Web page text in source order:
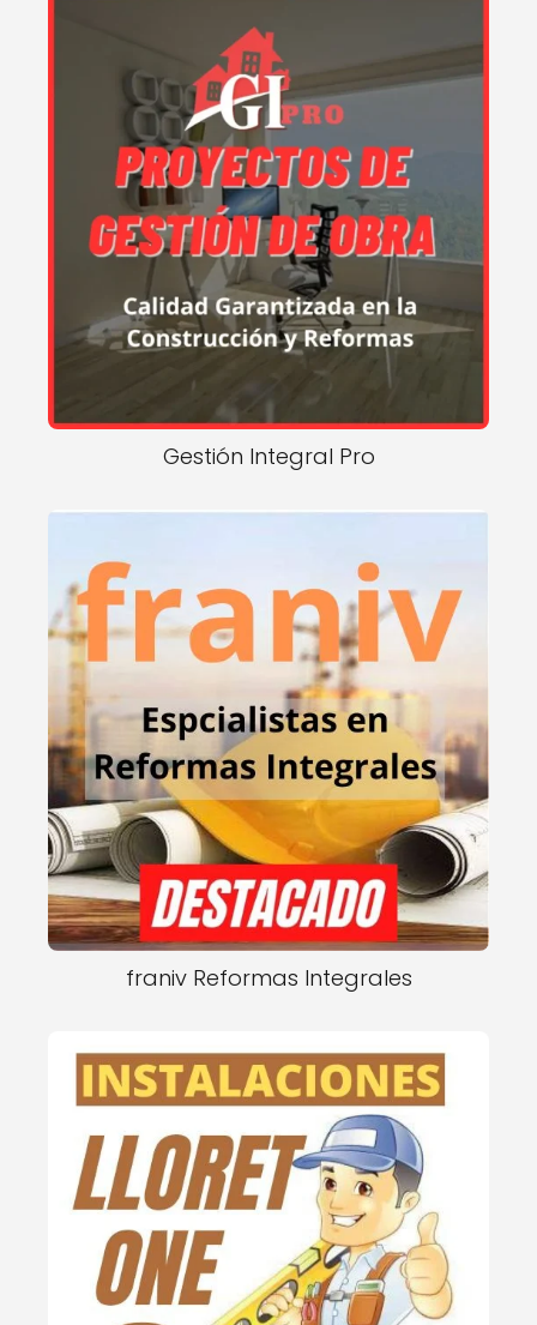
Gestión Integral Pro
franiv Reformas Integrales